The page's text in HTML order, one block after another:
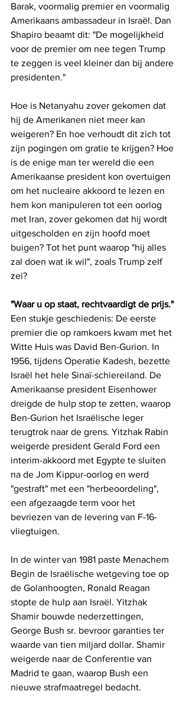
Barak, voormalig premier en voormalig
Amerikaans ambassadeur in Israël. Dan
Shapiro beaamt dit: "De mogelijkheid
voor de premier om nee tegen Trump
te zeggen is veel kleiner dan bij andere
presidenten."
Hoe is Netanyahu zover gekomen dat
hij de Amerikanen niet meer kan
weigeren? En hoe verhoudt dit zich tot
zijn pogingen om gratie te krijgen? Hoe
is de enige man ter wereld die een
Amerikaanse president kon overtuigen
om het nucleaire akkoord te lezen en
hem kon manipuleren tot een oorlog
met Iran, zover gekomen dat hij wordt
uitgescholden en zijn hoofd moet
buigen? Tot het punt waarop "hij alles
zal doen wat ik wil", zoals Trump zelf
zei?
"Waar u op staat, rechtvaardigt de prijs."
Een stukje geschiedenis: De eerste
premier die op ramkoers kwam met het
Witte Huis was David Ben-Gurion. In
1956, tijdens Operatie Kadesh, bezette
Israël het hele Sinaï-schiereiland. De
Amerikaanse president Eisenhower
dreigde de hulp stop te zetten, waarop
Ben-Gurion het Israëlische leger
terugtrok naar de grens. Yitzhak Rabin
weigerde president Gerald Ford een
interim-akkoord met Egypte te sluiten
na de Jom Kippur-oorlog en werd
"gestraft" met een "herbeoordeling",
een afgezaagde term voor het
bevriezen van de levering van F-16-
vliegtuigen.
In de winter van 1981 paste Menachem
Begin de Israëlische wetgeving toe op
de Golanhoogten, Ronald Reagan
stopte de hulp aan Israël. Yitzhak
Shamir bouwde nederzettingen,
George Bush sr. bevroor garanties ter
waarde van tien miljard dollar. Shamir
weigerde naar de Conferentie van
Madrid te gaan, waarop Bush een
nieuwe strafmaatregel bedacht.